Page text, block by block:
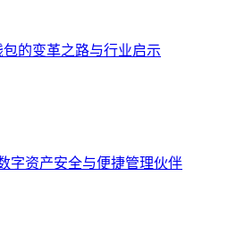
包的变革之路与行业启示
字资产安全与便捷管理伙伴